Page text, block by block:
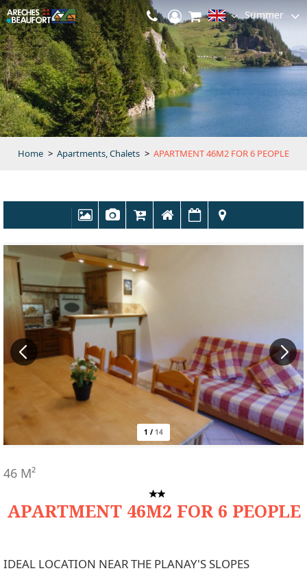
Summer
Home > Apartments, Chalets > APARTMENT 46M2 FOR 6 PEOPLE
1 / 14
APARTMENT 46M2 FOR 6 PEOPLE
46 M²
IDEAL LOCATION NEAR THE PLANAY'S SLOPES